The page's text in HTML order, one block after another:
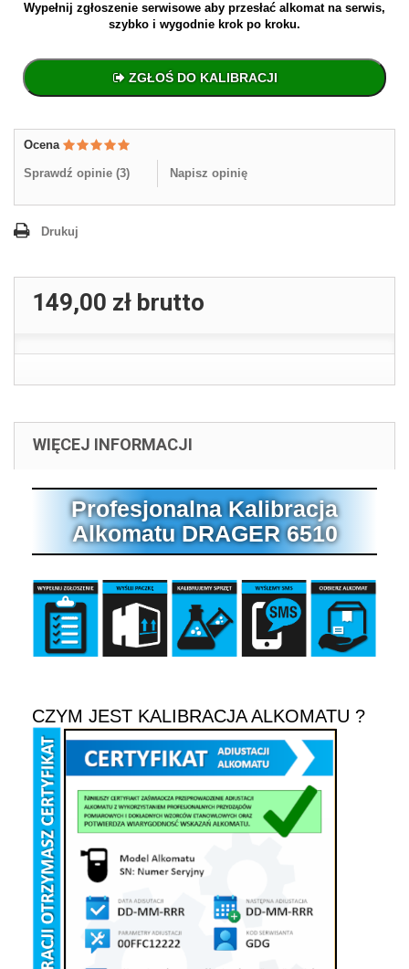
Wypełnij zgłoszenie serwisowe aby przesłać alkomat na serwis,
szybko i wygodnie krok po kroku.
ZGŁOŚ DO KALIBRACJI
Ocena
Sprawdź opinie (3) Napisz opinię
Drukuj
149,00 zł brutto
WIĘCEJ INFORMACJI
Profesjonalna Kalibracja
Alkomatu DRAGER 6510
CZYM JEST KALIBRACJA ALKOMATU ?